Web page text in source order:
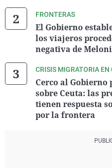
FRONTERAS
El Gobierno
los viajeros
negativa de Meloni
CRISIS MIGRATORIA EN
Cerco al Gobierno
sobre Ceuta: las
tienen respuesta
por la frontera